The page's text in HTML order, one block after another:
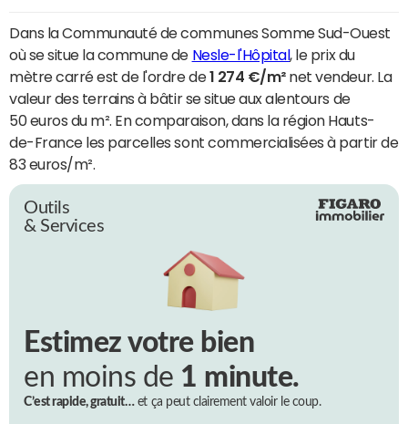
Dans la Communauté de communes Somme Sud-Ouest
où se situe la commune de Nesle-l'Hôpital , le prix du
mètre carré est de l'ordre de1 274 €/m²net vendeur. La
valeur des terrains à bâtir se situe aux alentours de
50 euros du m². En comparaison, dans la région Hauts-
de-France les parcelles sont commercialisées à partir de
83 euros/m².
Outils
& Services
Estimez votre bien
en moins de 1 minute.
C’est rapide, gratuit…et ça peut clairement valoir le coup.